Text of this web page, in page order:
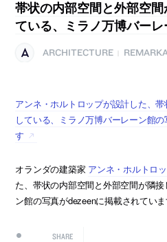
帯状の内部空間と外部空間
ている、ミラノ万博バー
ARCHITECTURE
アンネ・ホルトロップが設計した、
している、ミラノ万博バーレーン館
す
オランダの建築家 アンネ・ホルトロ
た、帯状の内部空間と外部空間が隣
ン館の写真がdezeenに掲載されていま
SHARE